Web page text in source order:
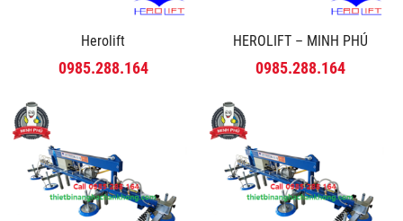
Herolift
0985.288.164
HEROLIFT – MINH PHÚ
0985.288.164